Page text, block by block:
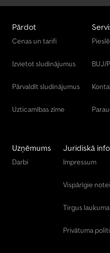
Pārdot
Cenas un tarifi
Izvietot sludinājumus
Pārvaldīt sludinājumus
Uzticamības zīme
BUJ/
Uzņēmums
Darbi
Juridiskā
Impressum
Vispārīgie
Tirgus
Privātuma